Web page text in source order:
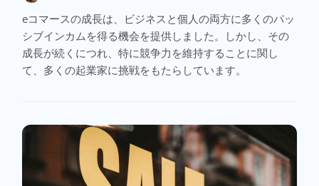
eコマースの成長は、ビジネスと個人の両方に多くのパッ
シブインカムを得る機会を提供しました。しかし、その
成長が続くにつれ、特に競争力を維持することに関し
て、多くの起業家に挑戦をもたらしています。